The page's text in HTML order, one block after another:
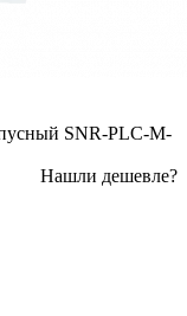
SNR-PLC-M-
Нашли дешевле?